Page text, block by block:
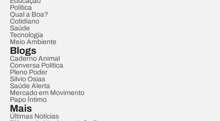
Política
Qual a Boa?
Cotidiano
Saúde
Tecnologia
Meio Ambiente
Blogs
Caderno Animal
Conversa Política
Pleno Poder
Sílvio Osias
Saúde Alerta
Mercado em Movimento
Papo Íntimo
Mais
Últimas Notícias